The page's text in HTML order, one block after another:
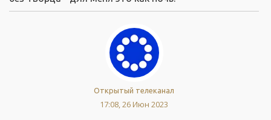
Открытый телеканал
17:08, 26 Июн 2023